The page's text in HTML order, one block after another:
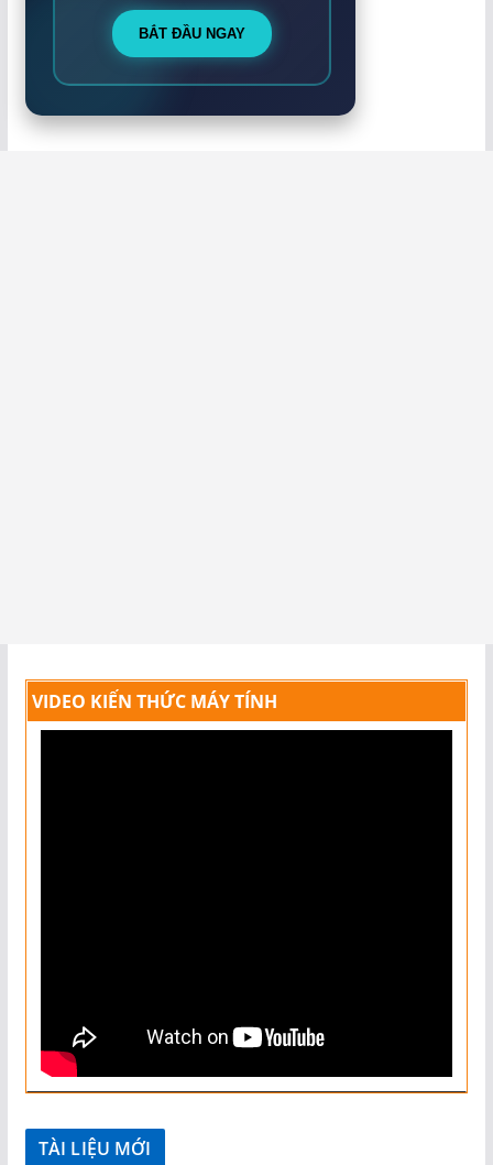
BẮT ĐẦU NGAY
VIDEO KIẾN THỨC MÁY TÍNH
TÀI LIỆU MỚI